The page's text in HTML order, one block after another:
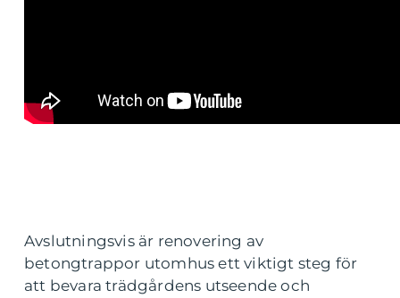
Avslutningsvis är renovering av
betongtrappor utomhus ett viktigt steg för
att bevara trädgårdens utseende och